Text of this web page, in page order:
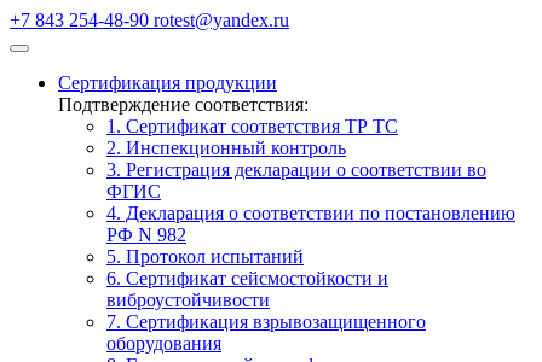
+7 843 254-48-90 rotest@yandex.ru
Сертификация продукции
Подтверждение соответствия:
1. Сертификат соответствия ТР ТС
2. Инспекционный контроль
3. Регистрация декларации о соответствии во
ФГИС
4. Декларация о соответствии по постановлению
РФ N 982
5. Протокол испытаний
6. Сертификат сейсмостойкости и
виброустойчивости
7. Сертификация взрывозащищенного
оборудования